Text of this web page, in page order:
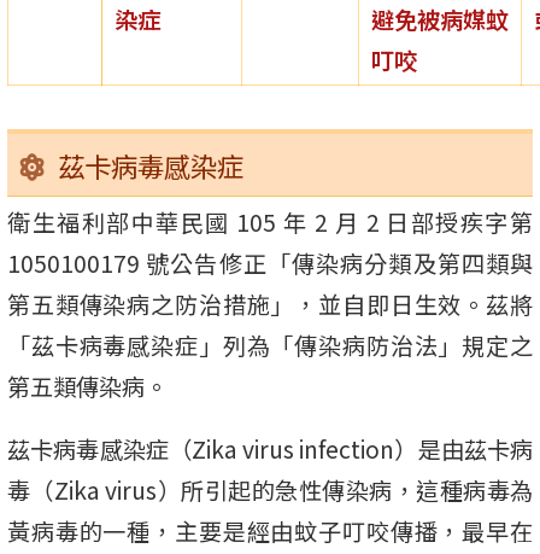
染症
避免被病媒蚊
叮咬
茲卡病毒感染症
衛生福利部中華民國 105 年 2 月 2 日部授疾字第
1050100179 號公告修正「傳染病分類及第四類與
第五類傳染病之防治措施」，並自即日生效。茲將
「茲卡病毒感染症」列為「傳染病防治法」規定之
第五類傳染病。
茲卡病毒感染症（Zika virus infection）是由茲卡病
毒（Zika virus）所引起的急性傳染病，這種病毒為
黃病毒的一種，主要是經由蚊子叮咬傳播，最早在